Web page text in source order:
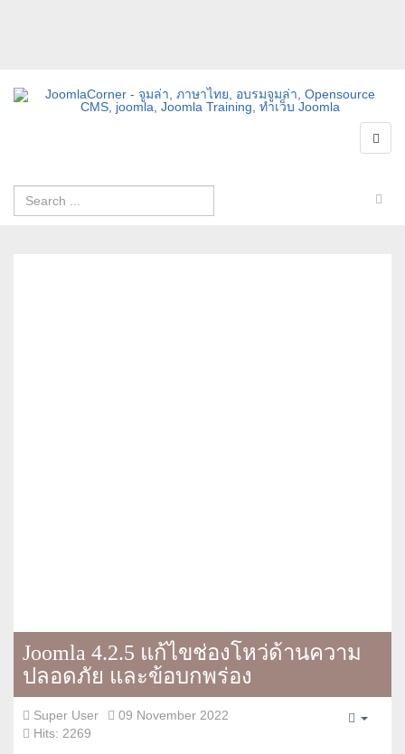
Joomla 4.2.5 แก้ไขช่องโหว่ด้านความ
ปลอดภัย และข้อบกพร่อง
Super User
09 November 2022
Hits: 2269